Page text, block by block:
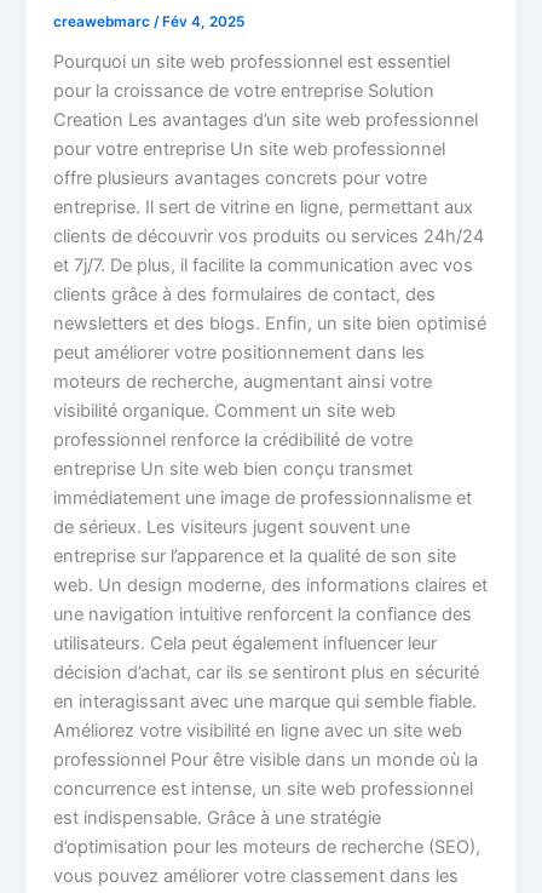
creawebmarc/ Fév 4, 2025
Pourquoi un site web professionnel est essentiel
pour la croissance de votre entreprise Solution
Creation Les avantages d’un site web professionnel
pour votre entreprise Un site web professionnel
offre plusieurs avantages concrets pour votre
entreprise. Il sert de vitrine en ligne, permettant aux
clients de découvrir vos produits ou services 24h/24
et 7j/7. De plus, il facilite la communication avec vos
clients grâce à des formulaires de contact, des
newsletters et des blogs. Enfin, un site bien optimisé
peut améliorer votre positionnement dans les
moteurs de recherche, augmentant ainsi votre
visibilité organique. Comment un site web
professionnel renforce la crédibilité de votre
entreprise Un site web bien conçu transmet
immédiatement une image de professionnalisme et
de sérieux. Les visiteurs jugent souvent une
entreprise sur l’apparence et la qualité de son site
web. Un design moderne, des informations claires et
une navigation intuitive renforcent la confiance des
utilisateurs. Cela peut également influencer leur
décision d’achat, car ils se sentiront plus en sécurité
en interagissant avec une marque qui semble fiable.
Améliorez votre visibilité en ligne avec un site web
professionnel Pour être visible dans un monde où la
concurrence est intense, un site web professionnel
est indispensable. Grâce à une stratégie
d’optimisation pour les moteurs de recherche (SEO),
vous pouvez améliorer votre classement dans les